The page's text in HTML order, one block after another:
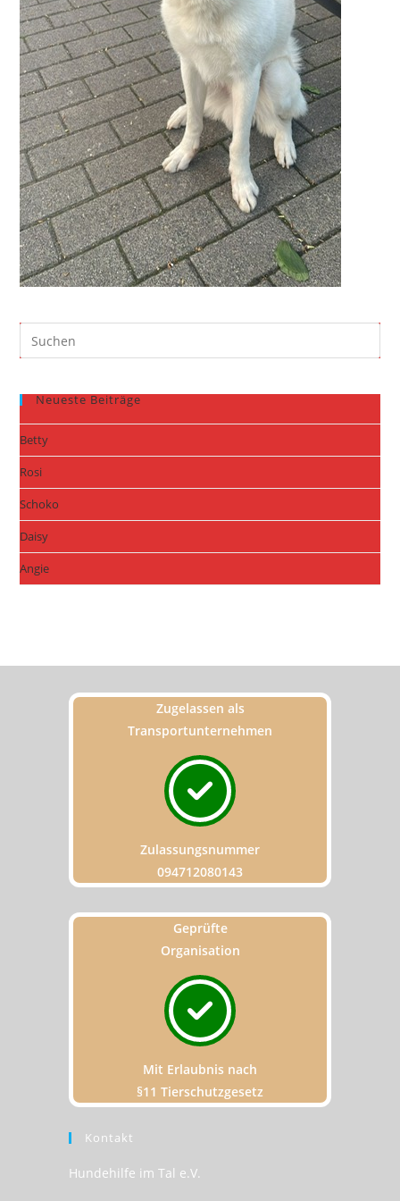
Neueste Beiträge
Betty
Rosi
Schoko
Daisy
Angie
Zugelassen als
Transportunternehmen
Zulassungsnummer
094712080143
Geprüfte
Organisation
Mit Erlaubnis nach
§11 Tierschutzgesetz
Kontakt
Hundehilfe im Tal e.V.